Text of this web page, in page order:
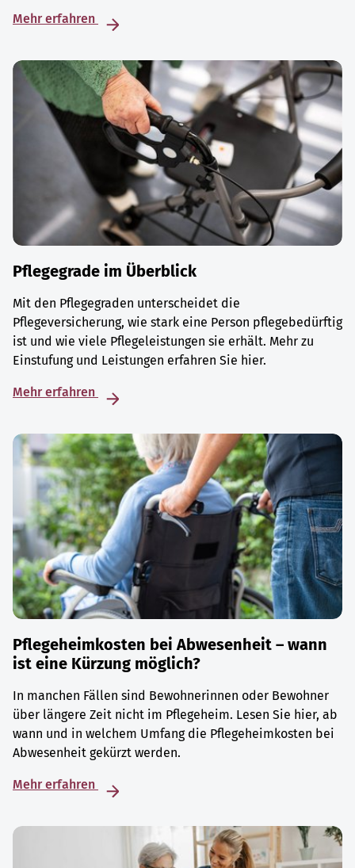
Mehr erfahren
Pflegegrade im Überblick
Mit den Pflegegraden unterscheidet die
Pflegeversicherung, wie stark eine Person pflegebedürftig
ist und wie viele Pflegeleistungen sie erhält. Mehr zu
Einstufung und Leistungen erfahren Sie hier.
Mehr erfahren
Pflegeheimkosten bei Abwesenheit – wann
ist eine Kürzung möglich?
In manchen Fällen sind Bewohnerinnen oder Bewohner
über längere Zeit nicht im Pflegeheim. Lesen Sie hier, ab
wann und in welchem Umfang die Pflegeheimkosten bei
Abwesenheit gekürzt werden.
Mehr erfahren